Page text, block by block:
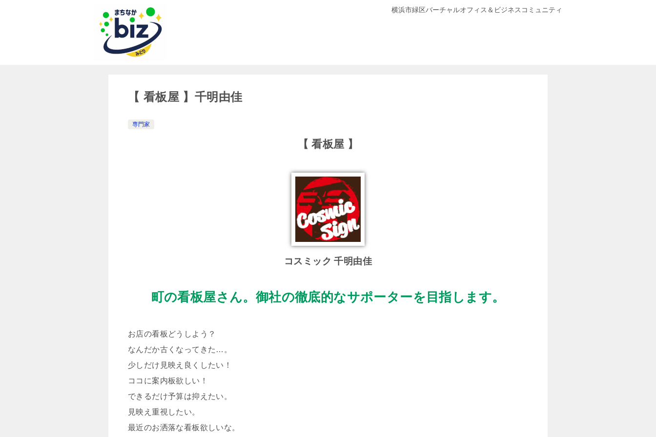
横浜市緑区バーチャルオフィス＆ビジネスコミュニティ
【 看板屋 】千明由佳
専門家
【 看板屋 】
コスミック 千明由佳
町の看板屋さん。御社の徹底的なサポーターを目指します。
お店の看板どうしよう？
なんだか古くなってきた…。
少しだけ見映え良くしたい！
ココに案内板欲しい！
できるだけ予算は抑えたい。
見映え重視したい。
最近のお洒落な看板欲しいな。